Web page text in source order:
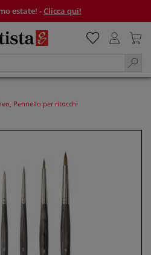
estate! -Clicca qui!
Pennello per ritocchi